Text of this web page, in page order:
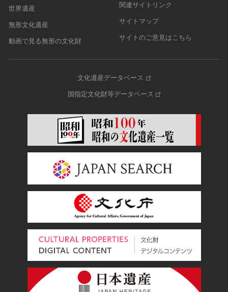
世界遺産
無形文化遺産
動画で見る無形の文化財
関連サイトリンク
サイトマップ
サイトのご意見はこちら
文化遺産データベース
国指定文化財等データベース